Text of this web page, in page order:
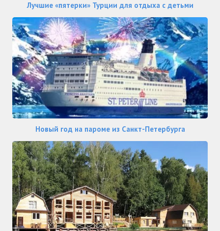
Лучшие «пятерки» Турции для отдыха с детьми
Новый год на пароме из Санкт-Петербурга